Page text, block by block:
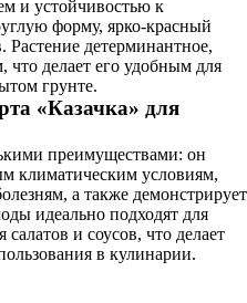
и устойчивостью к
форму, ярко-красный
Растение детерминантное,
что делает его удобным для
грунте.
«Казачка» для
преимуществами: он
климатическим условиям,
а также демонстрирует
идеально подходят для
и соусов, что делает
в кулинарии.